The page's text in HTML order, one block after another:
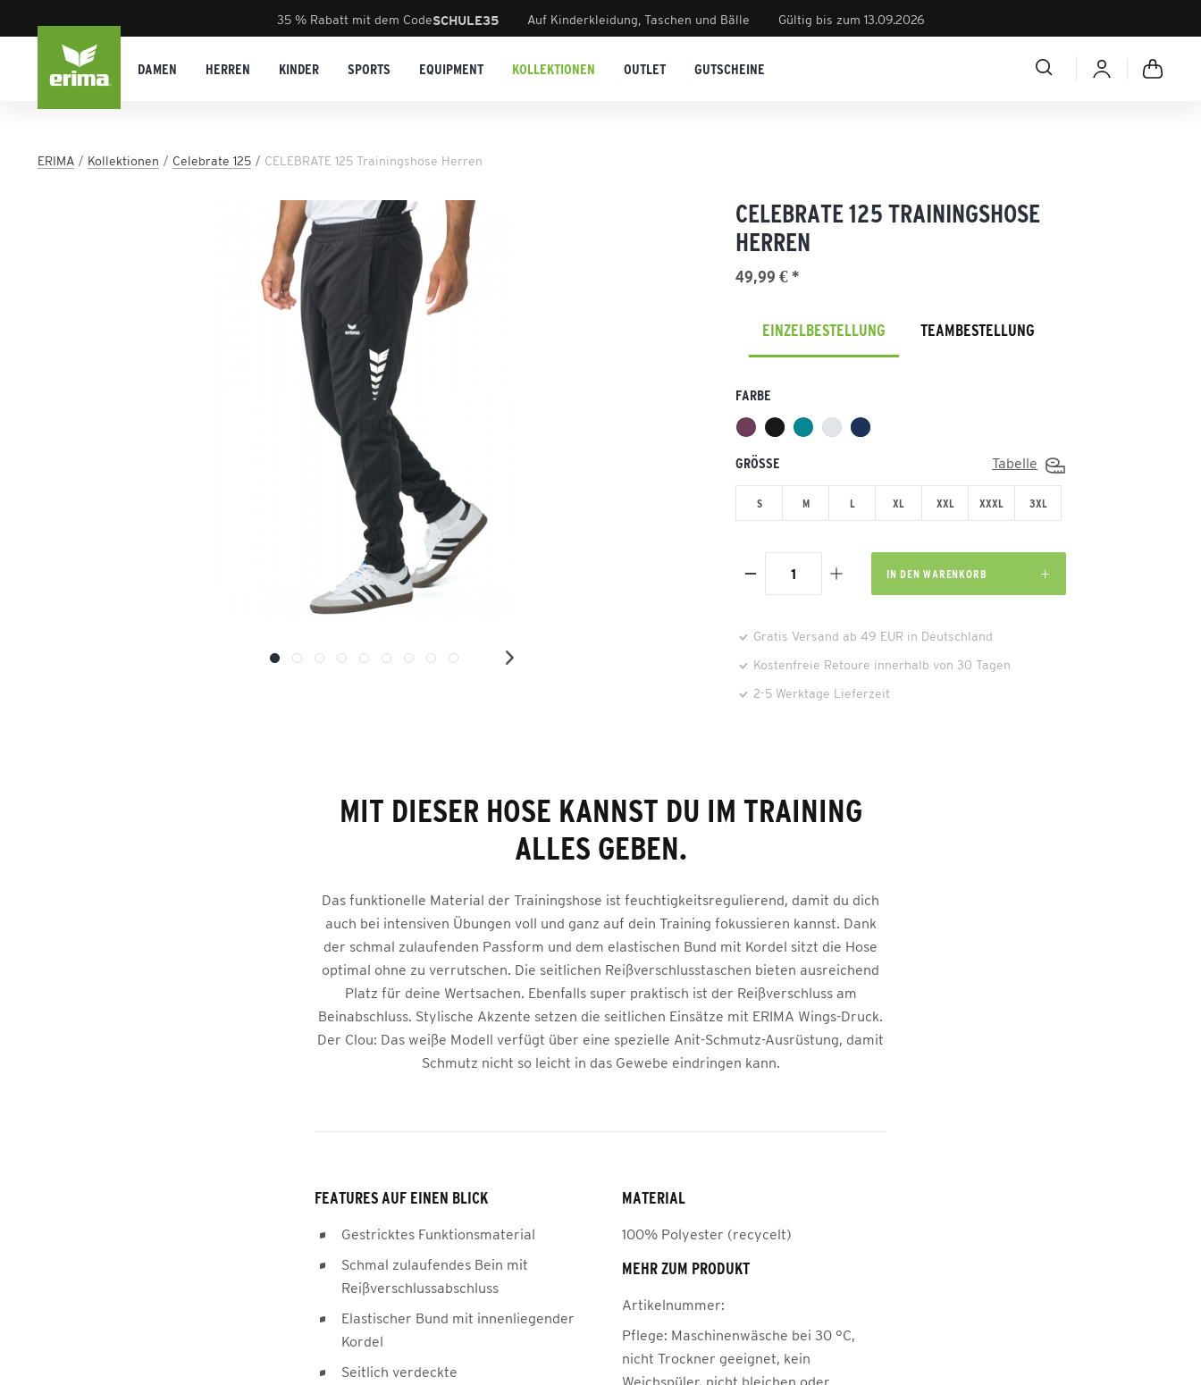
35 % Rabatt mit dem CodeSCHULE35 Auf Kinderkleidung, Taschen und Bälle Gültig bis zum 13.09.2026
DAMEN HERREN KINDER SPORTS EQUIPMENT KOLLEKTIONEN OUTLET GUTSCHEINE
ERIMA Kollektionen Celebrate 125 CELEBRATE 125 Trainingshose Herren
CELEBRATE 125 TRAININGSHOSE
HERREN
49,99 € *
EINZELBESTELLUNG TEAMBESTELLUNG
FARBE
GRÖSSE Tabelle
S M L XL XXL XXXL 3XL
IN DEN WARENKORB
Gratis Versand ab 49 EUR in Deutschland
Kostenfreie Retoure innerhalb von 30 Tagen
2-5 Werktage Lieferzeit
MIT DIESER HOSE KANNST DU IM TRAINING
ALLES GEBEN.
Das funktionelle Material der Trainingshose ist feuchtigkeitsregulierend, damit du dich
auch bei intensiven Übungen voll und ganz auf dein Training fokussieren kannst. Dank
der schmal zulaufenden Passform und dem elastischen Bund mit Kordel sitzt die Hose
optimal ohne zu verrutschen. Die seitlichen Reißverschlusstaschen bieten ausreichend
Platz für deine Wertsachen. Ebenfalls super praktisch ist der Reißverschluss am
Beinabschluss. Stylische Akzente setzen die seitlichen Einsätze mit ERIMA Wings-Druck.
Der Clou: Das weiße Modell verfügt über eine spezielle Anit-Schmutz-Ausrüstung, damit
Schmutz nicht so leicht in das Gewebe eindringen kann.
FEATURES AUF EINEN BLICK
Gestricktes Funktionsmaterial
Schmal zulaufendes Bein mit
Reißverschlussabschluss
Elastischer Bund mit innenliegender
Kordel
Seitlich verdeckte
MATERIAL
100% Polyester (recycelt)
MEHR ZUM PRODUKT
Artikelnummer:
Pflege: Maschinenwäsche bei 30 °C,
nicht Trockner geeignet, kein
Weichspüler, nicht bleichen oder